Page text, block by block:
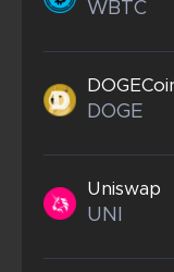
WBTC
DOGE
Uniswap
UNI